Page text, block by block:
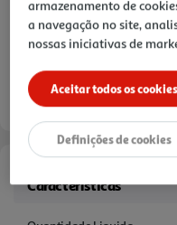
Características
armazenamento de
a navegação no site,
nossas iniciativas de
Aceitar todos os cookies
Definições de cookies